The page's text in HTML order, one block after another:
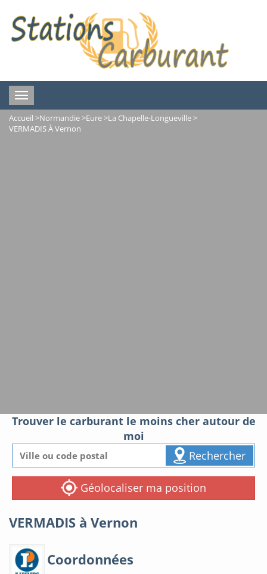
Toggle
navigation
Accueil >Normandie>Eure>La Chapelle-Longueville>
VERMADIS À Vernon
Trouver le carburant le moins cher autour de
moi
Rechercher
Géolocaliser ma position
VERMADIS à Vernon
Coordonnées